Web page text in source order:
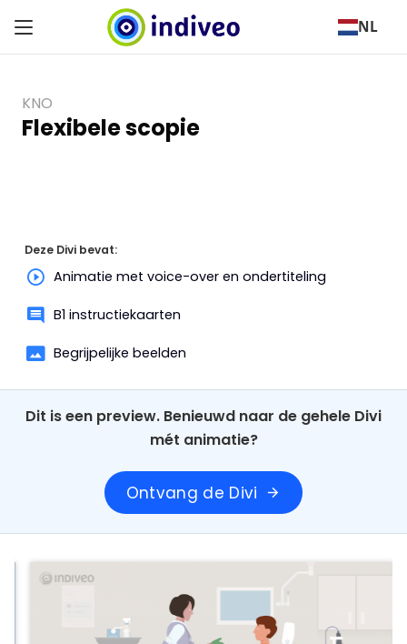
NL
KNO
Flexibele scopie
Deze Divi bevat:
Animatie met voice-over en ondertiteling
B1 instructiekaarten
Begrijpelijke beelden
Dit is een preview. Benieuwd naar de gehele Divi
mét animatie?
Ontvang de Divi arrow_forward